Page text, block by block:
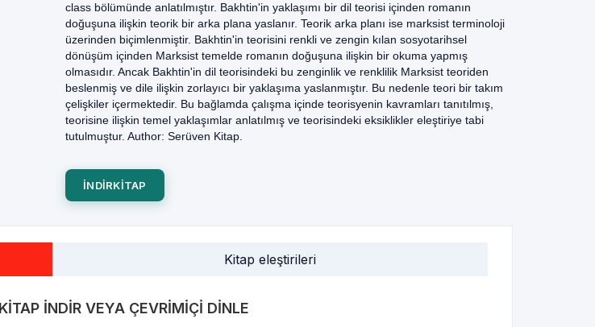
class bölümünde anlatılmıştır. Bakhtin'in yaklaşımı bir dil teorisi içinden romanın
doğuşuna ilişkin teorik bir arka plana yaslanır. Teorik arka planı ise marksist terminoloji
üzerinden biçimlenmiştir. Bakhtin'in teorisini renkli ve zengin kılan sosyotarihsel
dönüşüm içinden Marksist temelde romanın doğuşuna ilişkin bir okuma yapmış
olmasıdır. Ancak Bakhtin'in dil teorisindeki bu zenginlik ve renklilik Marksist teoriden
beslenmiş ve dile ilişkin zorlayıcı bir yaklaşıma yaslanmıştır. Bu nedenle teori bir takım
çelişkiler içermektedir. Bu bağlamda çalışma içinde teorisyenin kavramları tanıtılmış,
teorisine ilişkin temel yaklaşımlar anlatılmış ve teorisindeki eksiklikler eleştiriye tabi
tutulmuştur. Author: Serüven Kitap.
INDIRKITAP
Kitap eleştirileri
INDIR VEYA ÇEVRIMIÇI DINLE